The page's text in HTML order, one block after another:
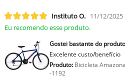
Instituto O. 11/12/2025
Eu recomendo esse produto.
Gostei bastante do
Excelente custo/benefício
Produto:Bicicleta
-1192